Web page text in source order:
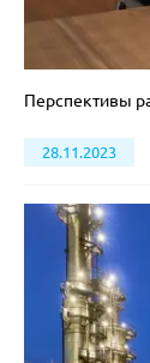
Перспективы
28.11.2023